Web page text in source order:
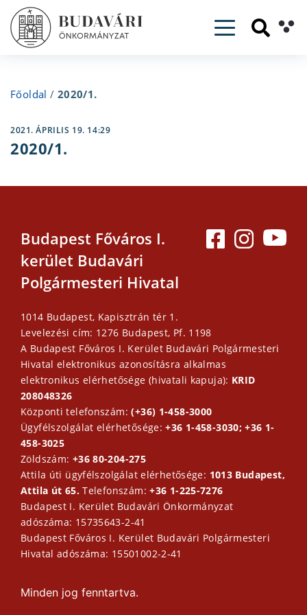
Toggle
Főoldal / 2020/1.
2021. ÁPRILIS 19. 14:29
2020/1.
Budapest Főváros I.
kerület Budavári
Polgármesteri Hivatal
1014 Budapest, Kapisztrán tér 1.
Levelezési cím: 1276 Budapest, Pf. 1198
A Budapest Főváros I. Kerület Budavári Polgármesteri
Hivatal elektronikus azonosításra alkalmas
elektronikus elérhetősége (hivatali kapuja): KRID
208048326
Központi telefonszám:(+36) 1-458-3000
Ügyfélszolgálat elérhetősége:+36 1-458-3030; +36 1-
458-3025
Zöldszám: +36 80-204-275
Attila úti ügyfélszolgálat elérhetősége: 1013 Budapest,
Attila út 65.Telefonszám:+36 1-225-7276
Budapest I. Kerület Budavári Önkormányzat
adószáma: 15735643-2-41
Budapest Főváros I. Kerület Budavári Polgármesteri
Hivatal adószáma: 15501002-2-41
Minden jog fenntartva.